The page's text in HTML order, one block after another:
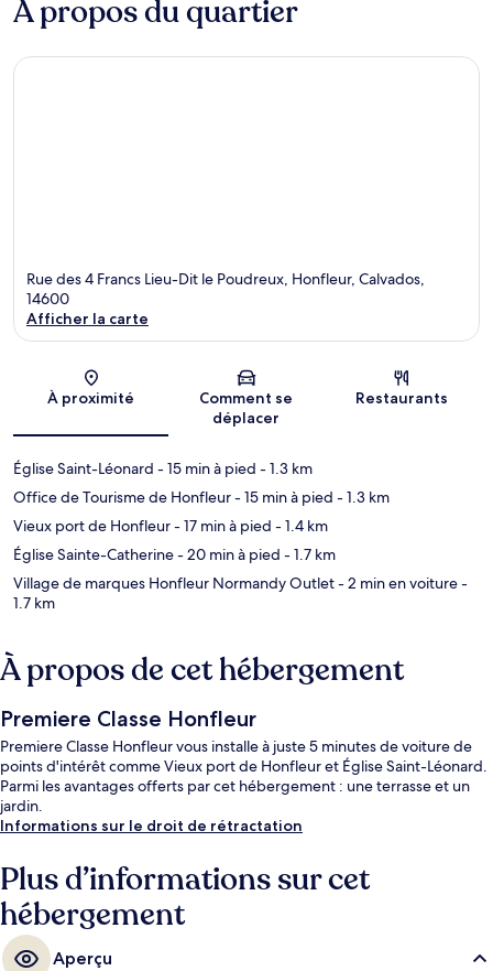
À propos du quartier
Rue des 4 Francs Lieu-Dit le Poudreux, Honfleur, Calvados,
14600
Afficher la carte
À proximité
Comment se
déplacer
Restaurants
Église Saint-Léonard - 15 min à pied - 1.3 km
Office de Tourisme de Honfleur- 15 min à pied - 1.3 km
Vieux port de Honfleur- 17 min à pied - 1.4 km
Église Sainte-Catherine- 20 min à pied - 1.7 km
Village de marques Honfleur Normandy Outlet- 2 min en voiture-
1.7 km
À propos de cet hébergement
Premiere Classe Honfleur
Premiere Classe Honfleur vous installe à juste 5 minutes de voiture de
points d'intérêt comme Vieux port de Honfleur et Église Saint-Léonard.
Parmi les avantages offerts par cet hébergement : une terrasse et un
jardin.
Informations sur le droit de rétractation
Plus d’informations sur cet
hébergement
Aperçu